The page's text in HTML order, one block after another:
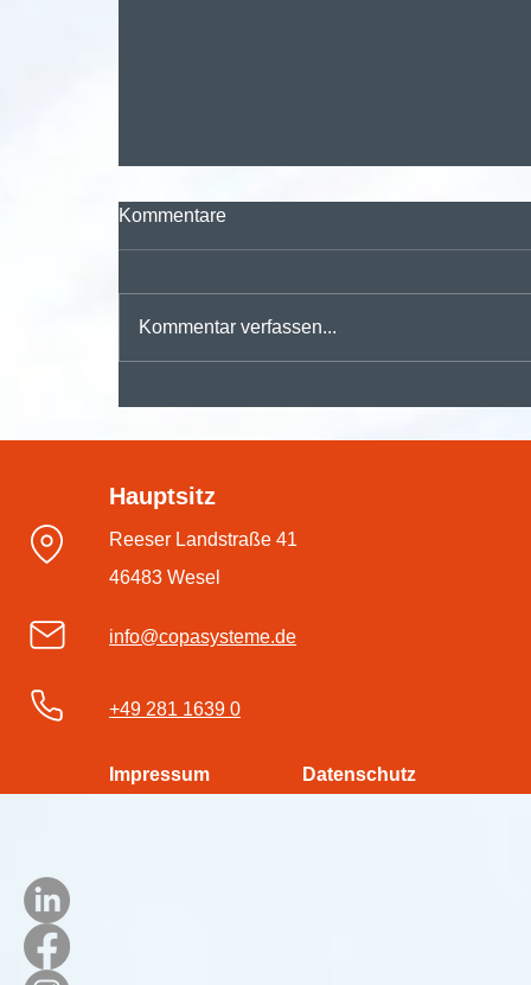
durchstarten – mit der
#dmsPRO Workflowengine
Kommentare
Kommentar verfassen...
Hauptsitz
Reeser Landstraße 41
46483 Wesel
info@copasysteme.de
+49 281 1639 0
Impressum Datenschutz